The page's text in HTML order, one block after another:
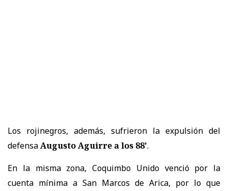
Los rojinegros, además, sufrieron la expulsión del
defensaAugusto Aguirre a los 88'.
En la misma zona, Coquimbo Unido venció por la
cuenta mínima a San Marcos de Arica, por lo que